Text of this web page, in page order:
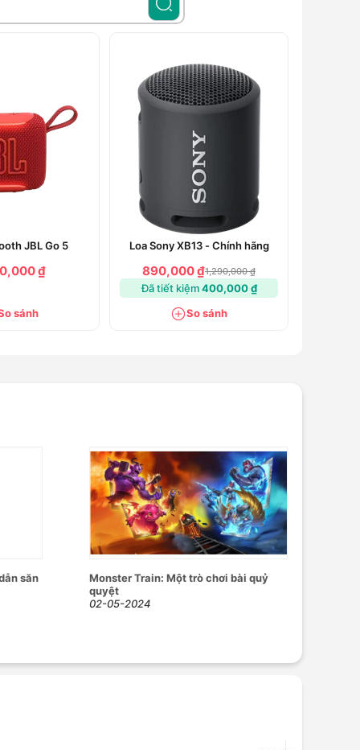
JBL Go 5
₫
sánh
Loa Sony XB13 - Chính hãng
890,000 ₫1,290,000 ₫
Đã tiết kiệm400,000 ₫
So sánh
săn
Monster Train: Một trò chơi bài quỷ
quyệt
02-05-2024